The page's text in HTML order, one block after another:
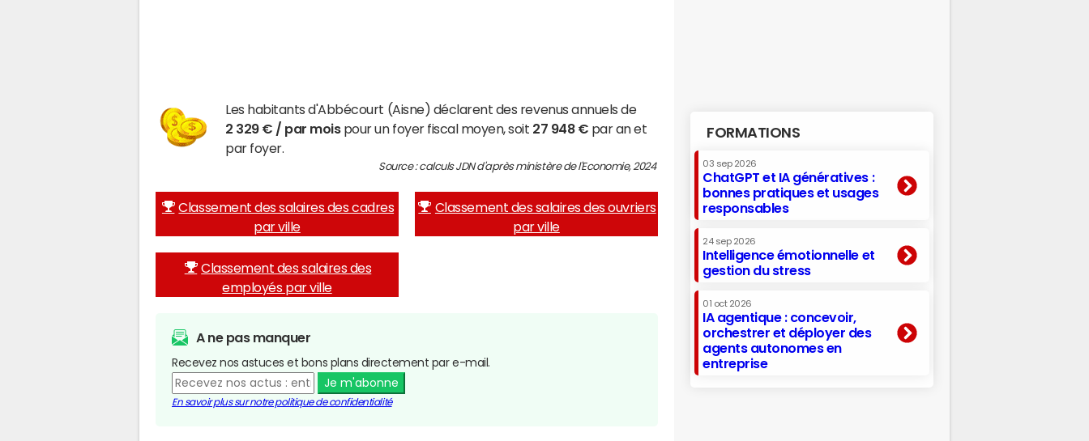
Les habitants d'Abbécourt (Aisne) déclarent des revenus annuels de
2 329 € / par moispour un foyer fiscal moyen, soit 27 948 € par an et
par foyer.
Source : calculs JDN d'après ministère de l'Economie, 2024
Classement des salaires des cadres
par ville
Classement des salaires des ouvriers
par ville
Classement des salaires des
employés par ville
A ne pas manquer
Recevez nos astuces et bons plans directement par e-mail.
Je m'abonne
En savoir plus sur notre politique de confidentialité
FORMATIONS
03 sep 2026
ChatGPT et IA génératives :
bonnes pratiques et usages
responsables
24 sep 2026
Intelligence émotionnelle et
gestion du stress
01 oct 2026
IA agentique : concevoir,
orchestrer et déployer des
agents autonomes en
entreprise